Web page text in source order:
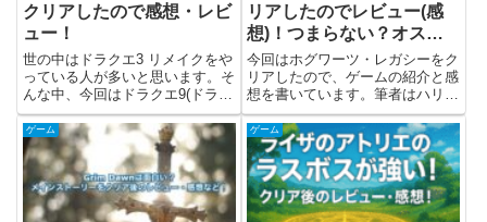
クリアしたので感想・レビ
ュー！
世の中はドラクエ3 リメイクをや
っている人が多いと思います。そ
んな中、今回はドラクエ9(ドラゴ
ンクエストIX 星空の守り人)をク
リアしたので、感想(レビュー)を
書きました。ストーリーのネタバ
レはないですが、システムには触
れています。ドラゴン...
リアしたのでレビュー(感
想)！つまらない？オスス
メな人は？
今回はホグワーツ・レガシーをク
リアしたので、ゲームの紹介と感
想を書いています。筆者はハリポ
ッターシリーズについては、本は
読んでいませんが、シリーズの映
画はほぼ見ているといった感じで
す。結論として、一言で言うと
「グラフィックやオブジェクトの
作...
ゲーム ゲーム